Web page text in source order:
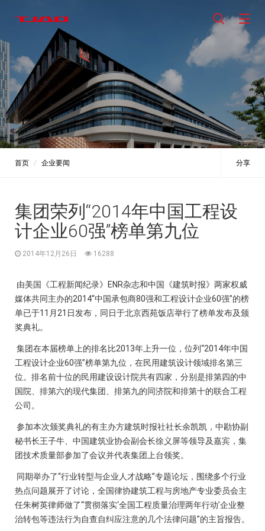
首页 企业要闻 分享
集团荣列“2014年中国工程设
计企业60强”榜单第九位
2014年12月26日 16288
由美国《工程新闻纪录》ENR杂志和中国《建筑时报》两家权威
媒体共同主办的2014“中国承包商80强和工程设计企业60强”的榜
单已于11月21日发布，同日于北京西苑饭店举行了榜单发布及颁
奖典礼。
集团在本届榜单上的排名比2013年上升一位，位列“2014年中国
工程设计企业60强”榜单第九位，在民用建筑设计领域排名第三
位。排名前十位的民用建设设计院共有四家，分别是排第四的中
国院、排第六的现代集团、排第九的同济院和排第十的联合工程
公司。
参加本次颁奖典礼的有主办方建筑时报社社长余凯凯，中勘协副
秘书长王子牛、中国建筑业协会副会长徐义屏等领导及嘉宾，集
团技术质量部参加了会议并代表集团上台领奖。
同期举办了“行业转型与企业人才战略”专题论坛，围绕多个行业
热点问题展开了讨论，全国律协建筑工程与房地产专业委员会主
任朱树英律师做了“贯彻落实‘全国工程质量治理两年行动’企业整
治转包等违法行为自查自纠应注意的几个法律问题”的主旨报告。